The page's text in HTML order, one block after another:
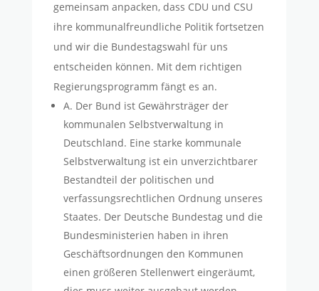
gemeinsam anpacken, dass CDU und CSU
ihre kommunalfreundliche Politik fortsetzen
und wir die Bundestagswahl für uns
entscheiden können. Mit dem richtigen
Regierungsprogramm fängt es an.
A. Der Bund ist Gewährsträger der
kommunalen Selbstverwaltung in
Deutschland. Eine starke kommunale
Selbstverwaltung ist ein unverzichtbarer
Bestandteil der politischen und
verfassungsrechtlichen Ordnung unseres
Staates. Der Deutsche Bundestag und die
Bundesministerien haben in ihren
Geschäftsordnungen den Kommunen
einen größeren Stellenwert eingeräumt,